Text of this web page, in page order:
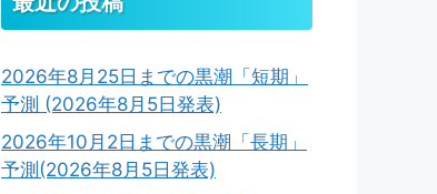
2026年8月25日までの黒潮「短期」
予測 (2026年8月5日発表)
2026年10月2日までの黒潮「長期」
予測(2026年8月5日発表)